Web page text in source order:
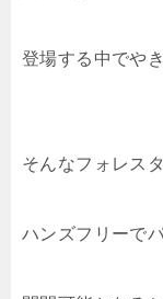
登場する中でや
そんなフォレス
ハンズフリーで